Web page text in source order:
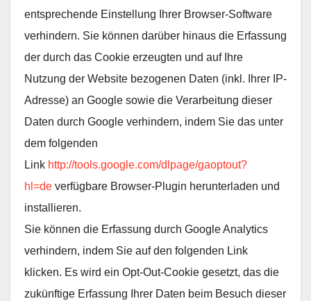
entsprechende Einstellung Ihrer Browser-Software
verhindern. Sie können darüber hinaus die Erfassung
der durch das Cookie erzeugten und auf Ihre
Nutzung der Website bezogenen Daten (inkl. Ihrer IP-
Adresse) an Google sowie die Verarbeitung dieser
Daten durch Google verhindern, indem Sie das unter
dem folgenden
Link http://tools.google.com/dlpage/gaoptout?
hl=de verfügbare Browser-Plugin herunterladen und
installieren.
Sie können die Erfassung durch Google Analytics
verhindern, indem Sie auf den folgenden Link
klicken. Es wird ein Opt-Out-Cookie gesetzt, das die
zukünftige Erfassung Ihrer Daten beim Besuch dieser